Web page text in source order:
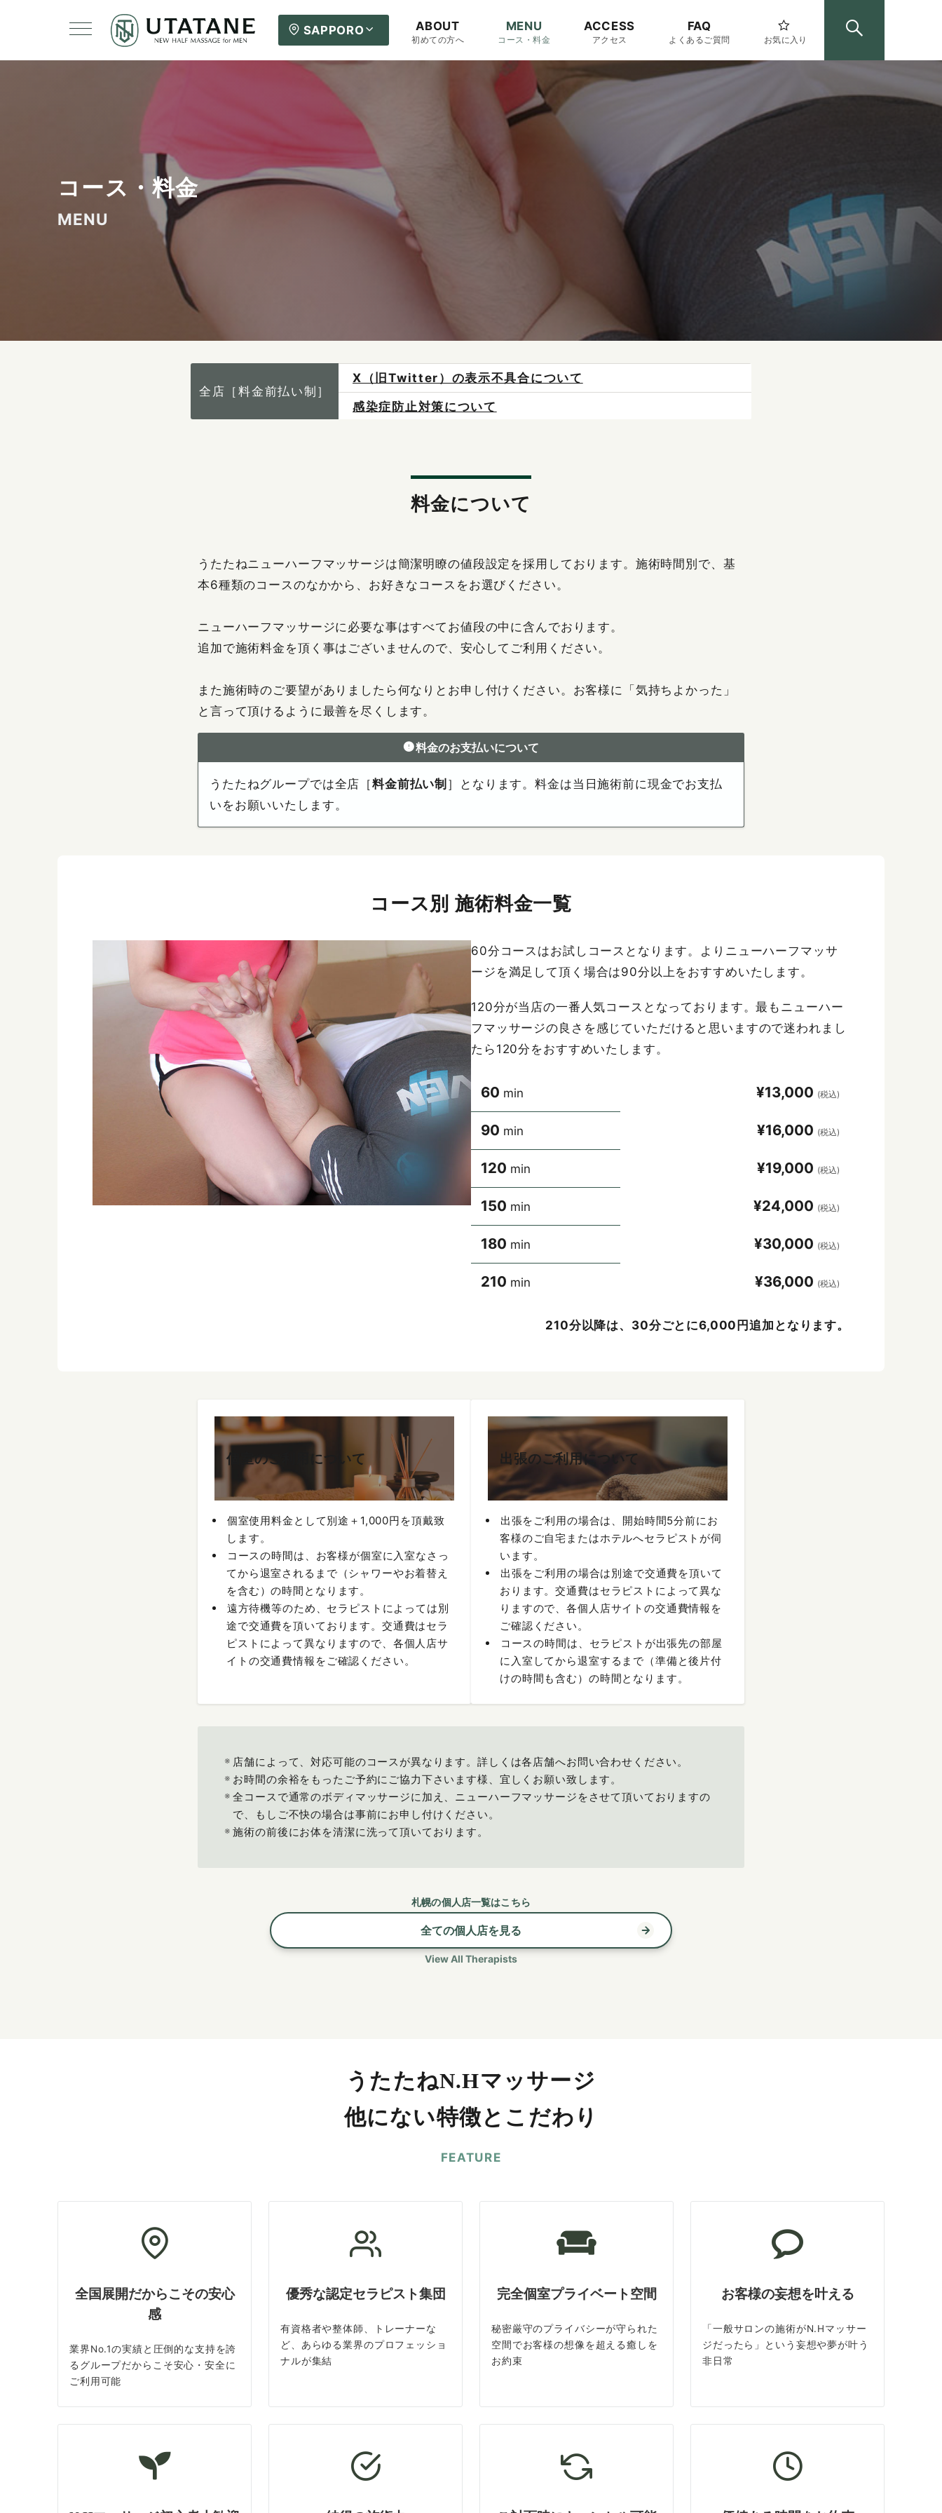
SAPPORO ABOUT
初めての方へ
MENU
コース・料金
ACCESS
アクセス
FAQ
よくあるご質問 お気に入り
コース・料金
MENU
全店［料金前払い制］
X（旧Twitter）の表示不具合について
感染症防止対策について
ご予約は各店へ直接お問い合わせください。
料金について
うたたねニューハーフマッサージは簡潔明瞭の値段設定を採用しております。施術時間別で、基
本6種類のコースのなかから、お好きなコースをお選びください。
ニューハーフマッサージに必要な事はすべてお値段の中に含んでおります。
追加で施術料金を頂く事はございませんので、安心してご利用ください。
また施術時のご要望がありましたら何なりとお申し付けください。お客様に「気持ちよかった」
と言って頂けるように最善を尽くします。
料金のお支払いについて
うたたねグループでは全店［料金前払い制 ］となります。料金は当日施術前に現金でお支払
いをお願いいたします。
コース別 施術料金一覧
60分コースはお試しコースとなります。よりニューハーフマッサ
ージを満足して頂く場合は90分以上をおすすめいたします。
120分が当店の一番人気コースとなっております。最もニューハー
フマッサージの良さを感じていただけると思いますので迷われまし
たら120分をおすすめいたします。
60 min ¥13,000 (税込)
90 min ¥16,000 (税込)
120 min ¥19,000 (税込)
150 min ¥24,000 (税込)
180 min ¥30,000 (税込)
210 min ¥36,000 (税込)
210分以降は、30分ごとに6,000円追加となります。
個室のご利用について
個室使用料金として別途＋1,000円を頂戴致
します。
コースの時間は、お客様が個室に入室なさっ
てから退室されるまで（シャワーやお着替え
を含む）の時間となります。
遠方待機等のため、セラピストによっては別
途で交通費を頂いております。交通費はセラ
ピストによって異なりますので、各個人店サ
イトの交通費情報をご確認ください。
出張のご利用について
出張をご利用の場合は、開始時間5分前にお
客様のご自宅またはホテルへセラピストが伺
います。
出張をご利用の場合は別途で交通費を頂いて
おります。交通費はセラピストによって異な
りますので、各個人店サイトの交通費情報を
ご確認ください。
コースの時間は、セラピストが出張先の部屋
に入室してから退室するまで（準備と後片付
けの時間も含む）の時間となります。
店舗によって、対応可能のコースが異なります。詳しくは各店舗へお問い合わせください。
お時間の余裕をもったご予約にご協力下さいます様、宜しくお願い致します。
全コースで通常のボディマッサージに加え、ニューハーフマッサージをさせて頂いておりますの
で、もしご不快の場合は事前にお申し付けください。
施術の前後にお体を清潔に洗って頂いております。
札幌の個人店一覧はこちら
全ての個人店を見る
View All Therapists
うたたねN.Hマッサージ
他にない特徴とこだわり
FEATURE
全国展開だからこその安心
感
業界No.1の実績と圧倒的な支持を誇
るグループだからこそ安心・安全に
ご利用可能
優秀な認定セラピスト集団
有資格者や整体師、トレーナーな
ど、あらゆる業界のプロフェッショ
ナルが集結
完全個室プライベート空間
秘密厳守のプライバシーが守られた
空間でお客様の想像を超える癒しを
お約束
お客様の妄想を叶える
「一般サロンの施術がN.Hマッサー
ジだったら」という妄想や夢が叶う
非日常